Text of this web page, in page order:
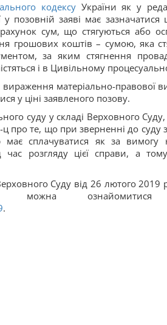
кодексуУкраїни як у
позовній заяві має
сум, що стягуються або
грошових коштів – сумою, яка
за яким стягнення
і в Цивільному
матеріально-правової
у ціні заявленого позову.
суду у складі Верховного
про те, що при зверненні до
сплачуватися як за вимогу
розгляду цієї справи, а
Суду від 26 лютого 2019
ознайомитися
.